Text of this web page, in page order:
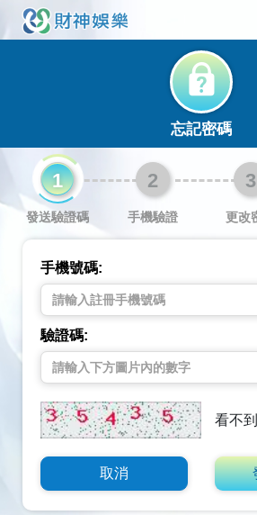
忘記密碼
1
發送驗證碼
2
手機驗證
3
更改
手機號碼:
驗證碼:
看不
取消